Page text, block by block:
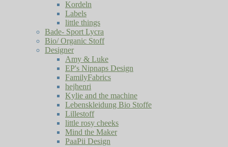
Kordeln
Labels
little things
Bade- Sport Lycra
Bio/ Organic Stoff
Designer
Amy & Luke
EP's Nipnaps Design
FamilyFabrics
hejhenri
Kylie and the machine
Lebenskleidung Bio Stoffe
Lillestoff
little rosy cheeks
Mind the Maker
PaaPii Design